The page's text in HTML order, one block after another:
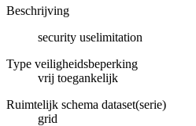
Beschrijving
security uselimitation
Type veiligheidsbeperking
vrij toegankelijk
Ruimtelijk schema dataset(serie)
grid